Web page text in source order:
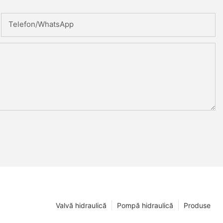
Telefon/WhatsApp
Produse
Pompă hidraulică
Valvă hidraulică